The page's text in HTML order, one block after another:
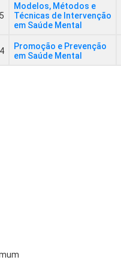
Modelos, Métodos e
Técnicas de Intervenção
em Saúde Mental
Promoção e Prevenção
em Saúde Mental